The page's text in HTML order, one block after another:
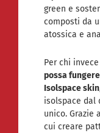
green e
composti da
atossica e
Per chi
possa
Isolspace skin
isolspace dal
unico. Grazie
cui creare